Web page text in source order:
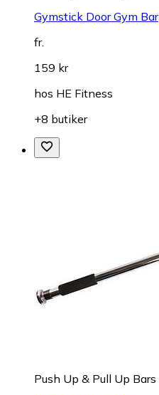
Gymstick Door Gym Bar
fr.
159 kr
hos HE Fitness
+8 butiker
Push Up & Pull Up Bars